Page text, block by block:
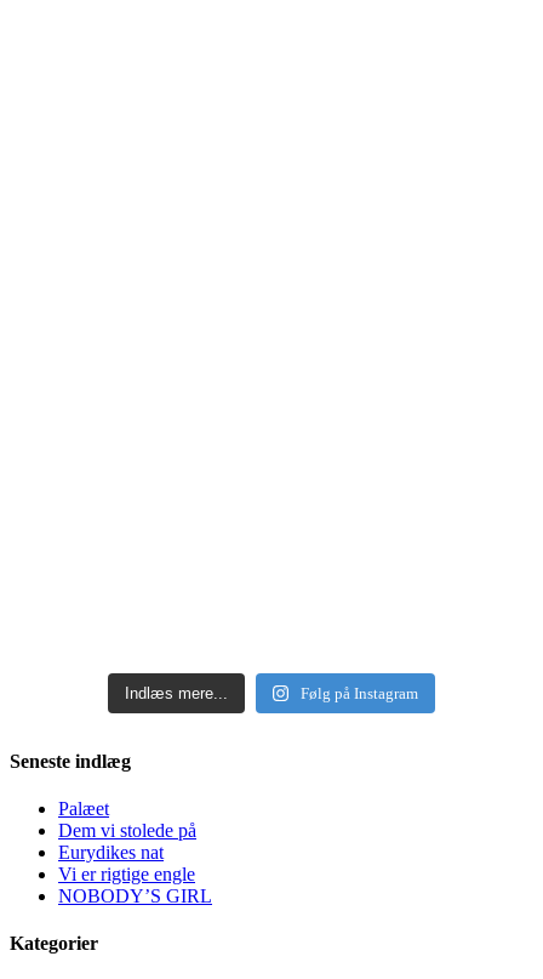
Indlæs mere... Følg på Instagram
Seneste indlæg
Palæet
Dem vi stolede på
Eurydikes nat
Vi er rigtige engle
NOBODY’S GIRL
Kategorier